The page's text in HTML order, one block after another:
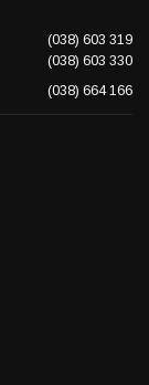
(038) 603 319
(038) 603 330
(038) 664 166